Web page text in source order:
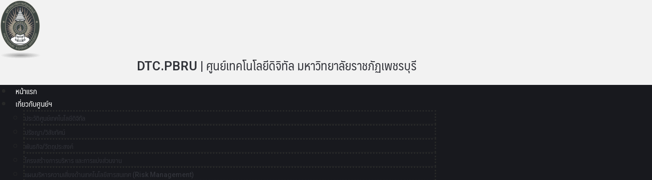
DTC.PBRU | ศูนย์เทคโนโลยีดิจิทัล มหาวิทยาลัยราชภัฏเพชรบุรี
หน้าแรก
เกี่ยวกับศูนย์ฯ
ประวัติศูนย์เทคโนโลยีดิจิทัล
ปรัชญา/วิสัยทัศน์
พันธกิจ/วัตถุประสงค์
โครงสร้างการบริหาร และการแบ่งส่วนงาน
แผนบริหารความเสี่ยงด้านเทคโนโลยีสารสนเทศ (Risk Management)